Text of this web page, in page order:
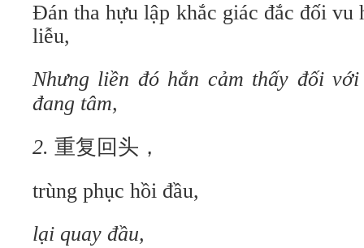
Đán tha hựu lập khắc giác đắc đối vu
liễu,
Nhưng liền đó hắn cảm thấy đối
đang tâm,
2. 重复回头，
trùng phục hồi đầu,
lại quay đầu,